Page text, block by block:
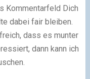
Kommentarfeld Dich
dabei fair bleiben.
dass es munter
dann kann ich